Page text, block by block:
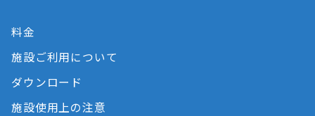
料金
施設ご利用について
ダウンロード
施設使用上の注意